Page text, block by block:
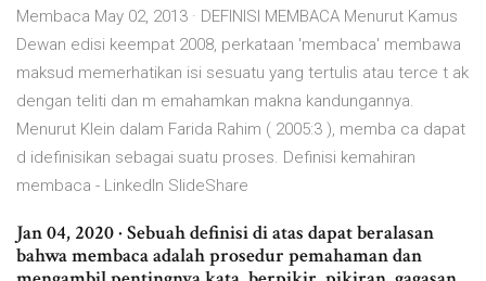
Membaca May 02, 2013 · DEFINISI MEMBACA Menurut Kamus
Dewan edisi keempat 2008, perkataan 'membaca' membawa
maksud memerhatikan isi sesuatu yang tertulis atau terce t ak
dengan teliti dan m emahamkan makna kandungannya.
Menurut Klein dalam Farida Rahim ( 2005:3 ), memba ca dapat
d idefinisikan sebagai suatu proses. Definisi kemahiran
membaca - LinkedIn SlideShare
Jan 04, 2020 · Sebuah definisi di atas dapat beralasan
bahwa membaca adalah prosedur pemahaman dan